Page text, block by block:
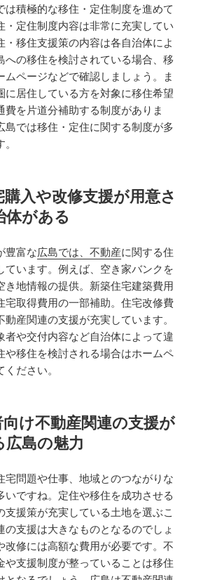
は積極的な移住・定住制度を進めて
・定住制度内容は非常に充実してい
・移住支援策の内容は各自治体によ
への移住を検討されている場合、移
ムページなどで確認しましょう。ま
に居住している方を対象に移住希望
費を片道分補助する制度がありま
島では移住・定住に関する制度が多
入や改修支援が用意さ
体がある
豊富な広島では、不動産に関する住
ています。例えば、空き家バンクを
き地情報の提供。新築住宅建築費用
宅取得費用の一部補助。住宅改修費
産関連の支援が充実しています。
者や交付内容など自治体によって違
や移住を検討される場合はホームペ
ださい。
け不動産関連の支援が
島の魅力
宅問題や仕事、地域とのつながりな
いですね。定住や移住を成功させる
支援策が充実している土地を選ぶこ
の支援は大きなものとなるのでしょ
改修には高額な費用が必要です。不
や支援制度が整っていることは移住